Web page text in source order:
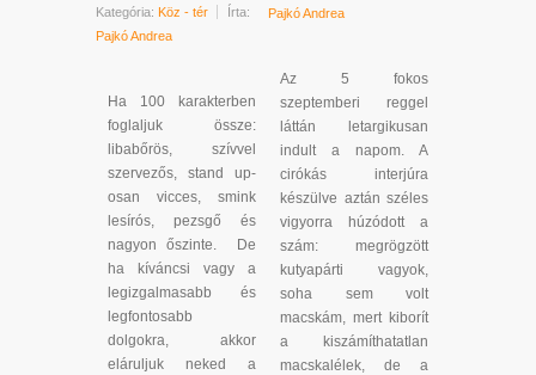
Kategória: Köz - tér
Írta:
Pajkó Andrea
Ha 100 karakterben
foglaljuk össze:
libabőrös, szívvel
szervezős, stand up-
osan vicces, smink
lesírós, pezsgő és
nagyon őszinte. De
ha kíváncsi vagy a
legizgalmasabb és
legfontosabb
dolgokra, akkor
eláruljuk neked a
Pajkó Andrea
Az 5 fokos
szeptemberi reggel
láttán letargikusan
indult a napom. A
cirókás interjúra
készülve aztán széles
vigyorra húzódott a
szám: megrögzött
kutyapárti vagyok,
soha sem volt
macskám, mert kiborít
a kiszámíthatatlan
macskalélek, de a